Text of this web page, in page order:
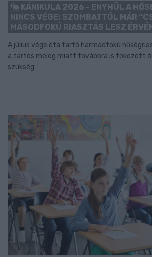
KÁNIKULA 2026 - ENYHÜL A
NINCS VÉGE: SZOMBATTÓL MÁR
MÁSODFOKÚ RIASZTÁS LESZ
A július vége óta tartó harmadfokú
a tartós meleg miatt továbbra is fokozott
szükség.